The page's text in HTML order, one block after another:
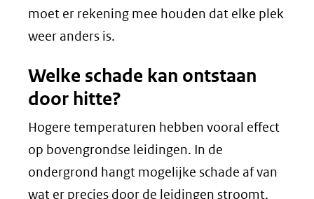
moet er rekening mee houden dat elke plek
weer anders is.
Welke schade kan ontstaan
door hitte?
Hogere temperaturen hebben vooral effect
op bovengrondse leidingen. In de
ondergrond hangt mogelijke schade af van
wat er precies door de leidingen stroomt.